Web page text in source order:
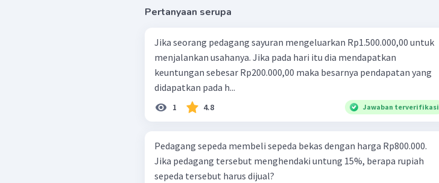
Pertanyaan serupa
Jika seorang pedagang sayuran mengeluarkan Rp1.500.000,00 untuk
menjalankan usahanya. Jika pada hari itu dia mendapatkan
keuntungan sebesar Rp200.000,00 maka besarnya pendapatan yang
didapatkan pada h...
1 4.8 Jawaban terverifikasi
Pedagang sepeda membeli sepeda bekas dengan harga Rp800.000.
Jika pedagang tersebut menghendaki untung 15%, berapa rupiah
sepeda tersebut harus dijual?